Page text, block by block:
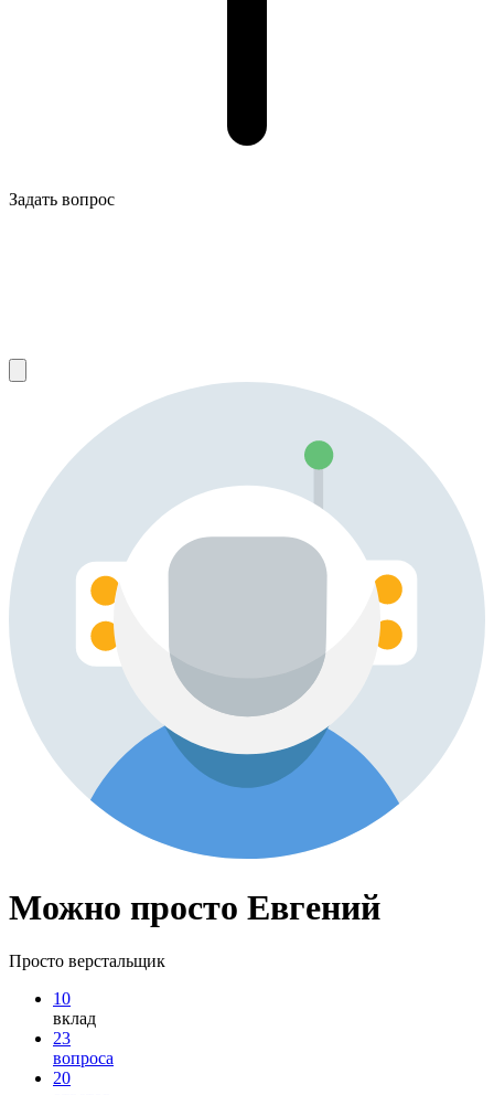
Задать вопрос
Можно просто Евгений
Просто верстальщик
10
вклад
23
вопроса
20